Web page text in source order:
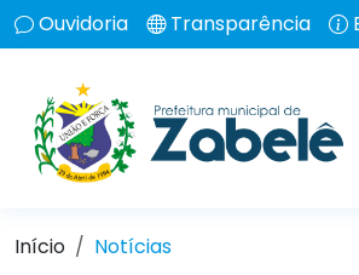
Ouvidoria Transparência
Início Notícias